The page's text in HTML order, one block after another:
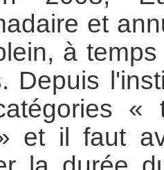
et
à
Depuis
«
et il faut